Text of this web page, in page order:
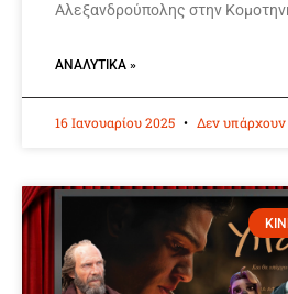
Αλεξανδρούπολης στην
ΑΝΑΛΥΤΙΚΆ »
16 Ιανουαρίου 2025 Δεν υπάρχουν